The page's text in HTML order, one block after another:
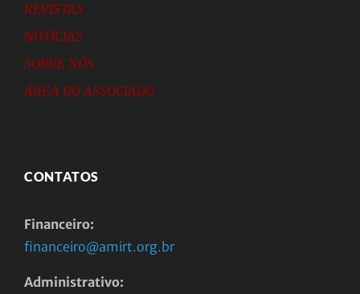
REVISTAS
NOTÍCIAS
SOBRE NÓS
ÁREA DO ASSOCIADO
CONTATOS
Financeiro:
financeiro@amirt.org.br
Administrativo: